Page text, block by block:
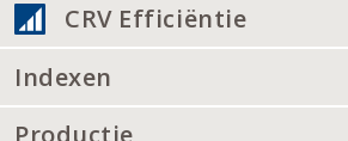
CRV Efficiëntie
Indexen